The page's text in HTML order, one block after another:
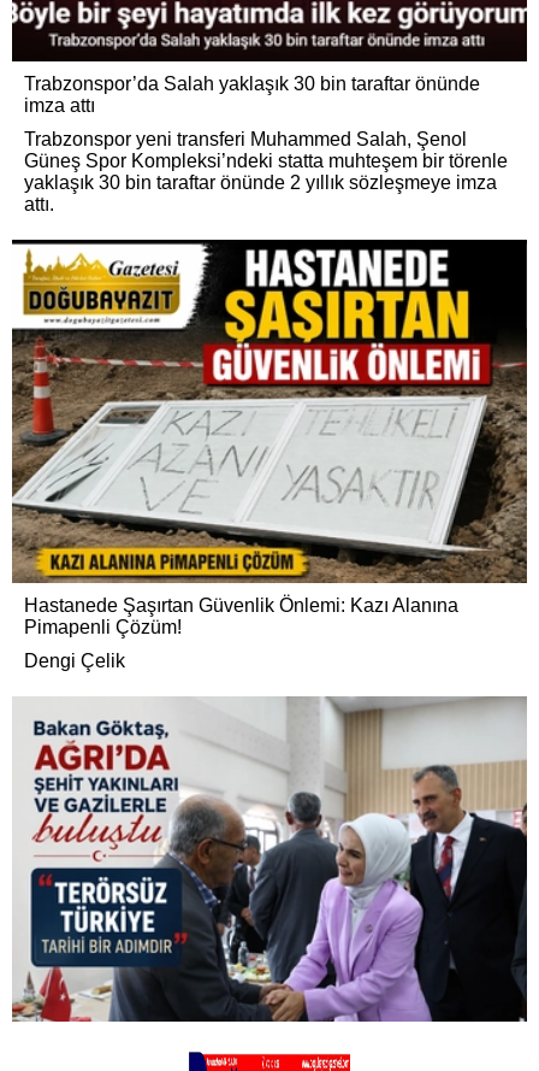
Trabzonspor’da Salah yaklaşık 30 bin taraftar önünde
imza attı
Trabzonspor yeni transferi Muhammed Salah, Şenol
Güneş Spor Kompleksi’ndeki statta muhteşem bir törenle
yaklaşık 30 bin taraftar önünde 2 yıllık sözleşmeye imza
attı.
Hastanede Şaşırtan Güvenlik Önlemi: Kazı Alanına
Pimapenli Çözüm!
Dengi Çelik
Bakan Göktaş, Ağrı’da şehit yakınları ve gazilerle buluştu: